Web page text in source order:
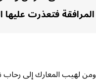
فتعذرت عليها
لهيب المعارك إلى